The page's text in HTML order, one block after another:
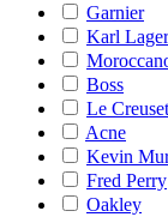
Garnier
Karl
Boss
Le Creuset
Acne
Kevin
Fred Perry
Oakley